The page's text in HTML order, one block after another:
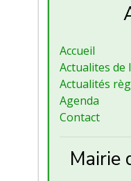
Accueil
Actualites de
Actualités
Agenda
Contact
Mairie